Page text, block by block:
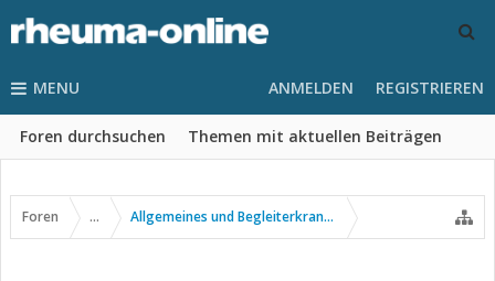
MENU
Foren durchsuchen Themen mit aktuellen Beiträgen
ANMELDEN REGISTRIEREN
Foren ... Allgemeines und Begleiterkrankungen